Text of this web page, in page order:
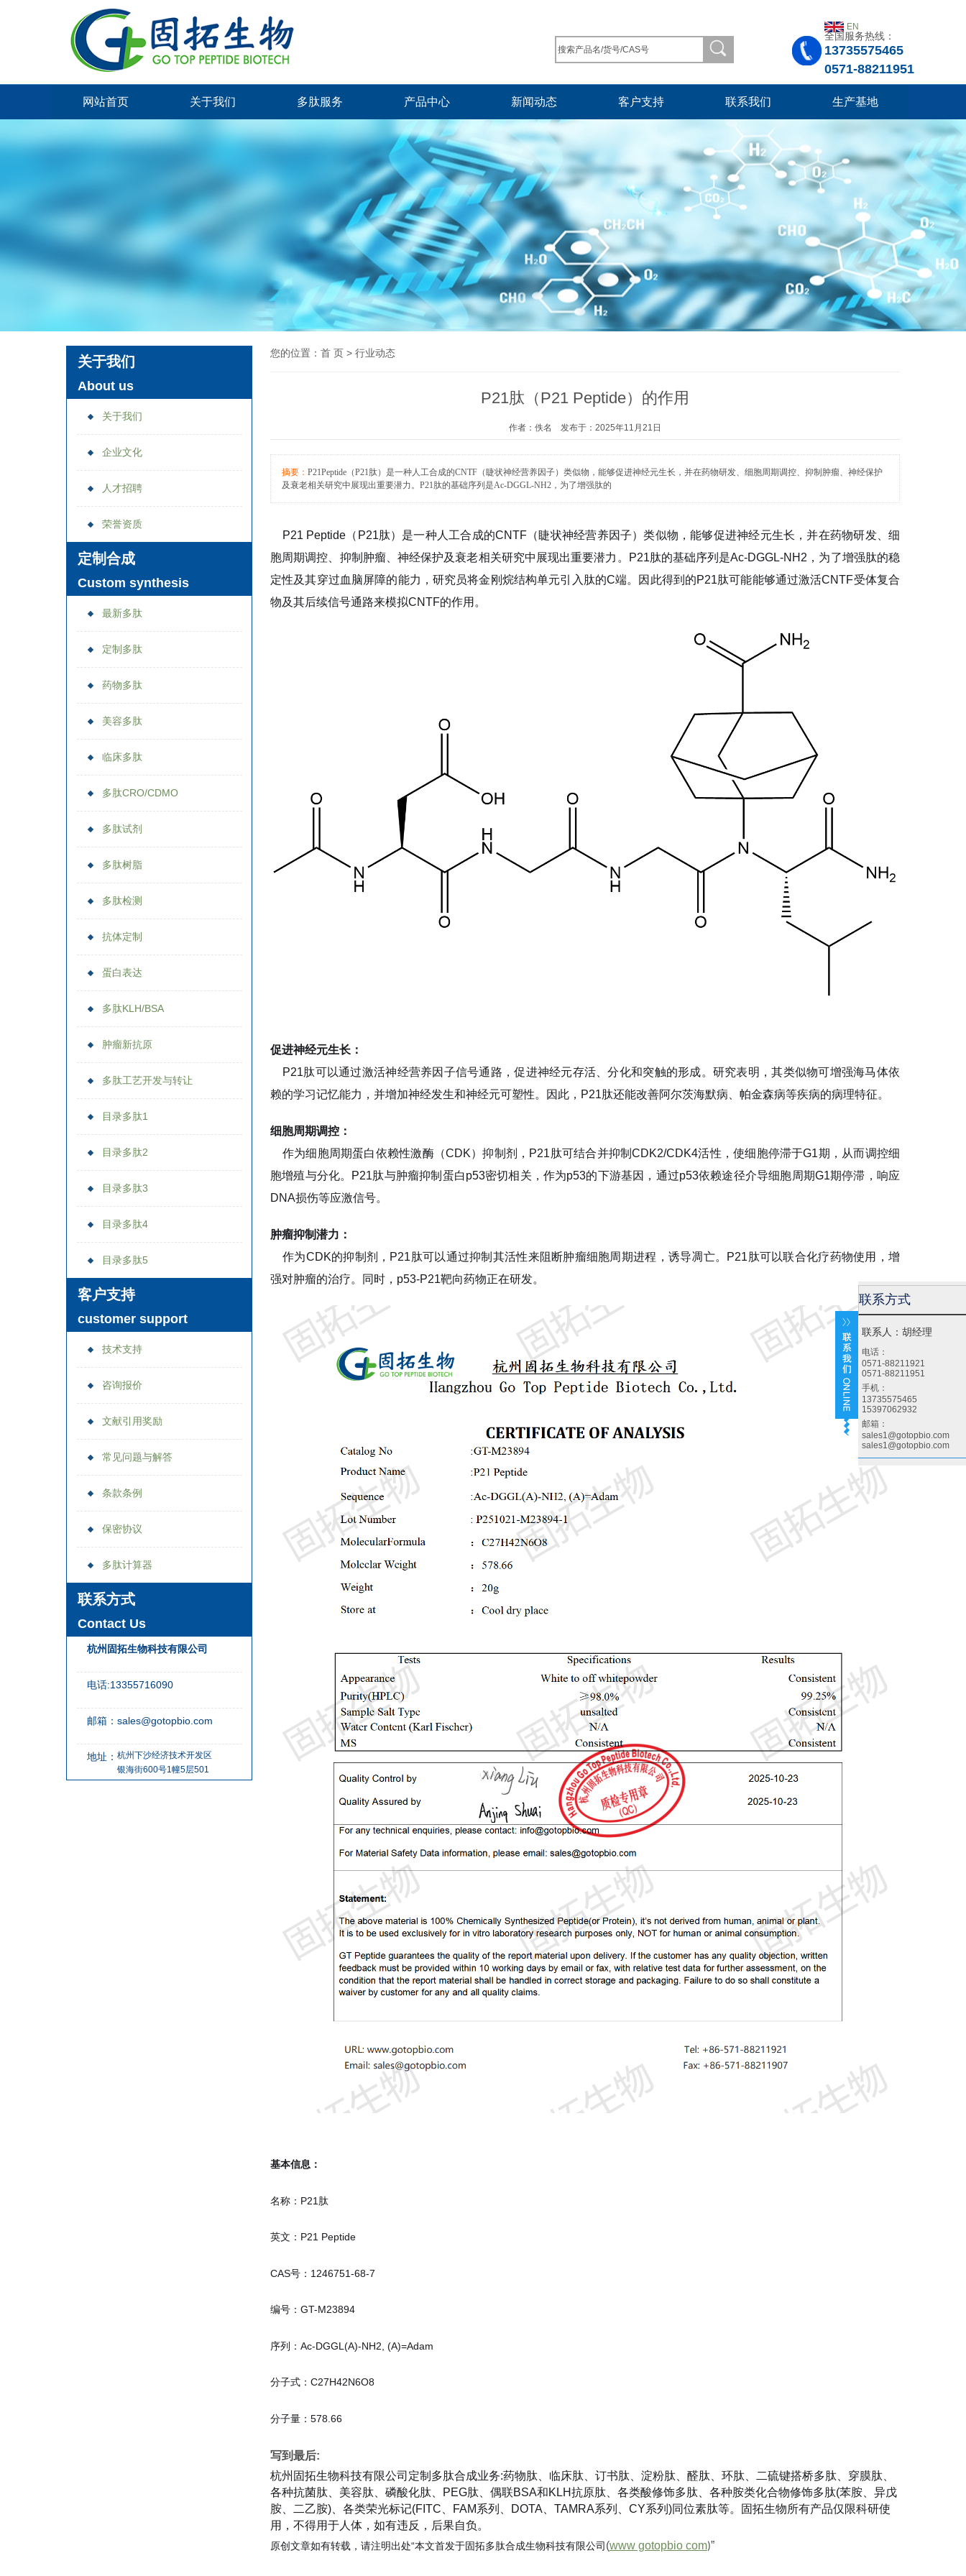
EN
全国服务热线：
13735575465
0571-88211951
网站首页 关于我们 多肽服务 产品中心 新闻动态 客户支持 联系我们 生产基地
您的位置： 首 页 > 行业动态
关于我们
About us
关于我们
企业文化
人才招聘
荣誉资质
定制合成
Custom synthesis
最新多肽
定制多肽
药物多肽
美容多肽
临床多肽
多肽CRO/CDMO
多肽试剂
多肽树脂
多肽检测
抗体定制
蛋白表达
多肽KLH/BSA
肿瘤新抗原
多肽工艺开发与转让
目录多肽1
目录多肽2
目录多肽3
目录多肽4
目录多肽5
客户支持
customer support
技术支持
咨询报价
文献引用奖励
常见问题与解答
条款条例
保密协议
多肽计算器
联系方式
Contact Us
杭州固拓生物科技有限公司
电话:13355716090
邮箱：sales@gotopbio.com
地址： 杭州下沙经济技术开发区
银海街600号1幢5层501
P21肽（P21 Peptide）的作用
作者：佚名 发布于：2025年11月21日
摘要： P21Peptide（P21肽）是一种人工合成的CNTF（睫状神经营养因子）类似物，能够促进神经元生长，并在药物研发、细胞周期调控、抑制肿瘤、神经保护
及衰老相关研究中展现出重要潜力。P21肽的基础序列是Ac-DGGL-NH2，为了增强肽的
P21 Peptide （P21肽）是一种人工合成的CNTF（睫状神经营养因子）类似物，能够促进神经元生长，并在药物研发、细
胞周期调控、抑制肿瘤、神经保护及衰老相关研究中展现出重要潜力。P21肽的基础序列是Ac-DGGL-NH2，为了增强肽的稳
定性及其穿过血脑屏障的能力，研究员将金刚烷结构单元引入肽的C端。因此得到的P21肽可能能够通过激活CNTF受体复合
物及其后续信号通路来模拟CNTF的作用。
促进神经元生长：
P21肽可以通过激活神经营养因子信号通路，促进神经元存活、分化和突触的形成。研究表明，其类似物可增强海马体依
赖的学习记忆能力，并增加神经发生和神经元可塑性。因此，P21肽还能改善阿尔茨海默病、帕金森病等疾病的病理特征。
细胞周期调控：
作为细胞周期蛋白依赖性激酶（CDK）抑制剂，P21肽可结合并抑制CDK2/CDK4活性，使细胞停滞于G1期，从而调控细
胞增殖与分化。P21肽与肿瘤抑制蛋白p53密切相关，作为p53的下游基因，通过p53依赖途径介导细胞周期G1期停滞，响应
DNA损伤等应激信号。
肿瘤抑制潜力：
作为CDK的抑制剂，P21肽可以通过抑制其活性来阻断肿瘤细胞周期进程，诱导凋亡。P21肽可以联合化疗药物使用，增
强对肿瘤的治疗。同时，p53-P21靶向药物正在研发。
基本信息：
名称：P21肽
英文：P21 Peptide
CAS号：1246751-68-7
编号：GT-M23894
序列：Ac-DGGL(A)-NH2, (A)=Adam
分子式：C27H42N6O8
分子量：578.66
写到最后:
杭州固拓生物科技有限公司定制多肽合成业务:药物肽、临床肽、订书肽、淀粉肽、醛肽、环肽、二硫键搭桥多肽、穿膜肽、
各种抗菌肽、美容肽、磷酸化肽、PEG肽、偶联BSA和KLH抗原肽、各类酸修饰多肽、各种胺类化合物修饰多肽(苯胺、异戊
胺、二乙胺)、各类荣光标记(FITC、FAM系列、DOTA、TAMRA系列、CY系列)同位素肽等。固拓生物所有产品仅限科研使
用，不得用于人体，如有违反，后果自负。
原创文章如有转载，请注明出处“本文首发于固拓多肽合成生物科技有限公司 (www gotopbio com)”
联系方式
联系人：胡经理
电话：
0571-88211921
0571-88211951
手机：
13735575465
15397062932
邮箱：
sales1@gotopbio.com
sales1@gotopbio.com